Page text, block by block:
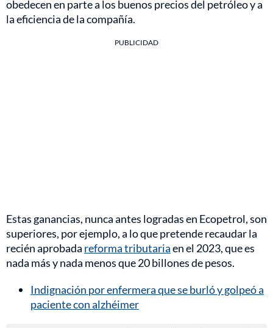
obedecen en parte a los buenos precios del petróleo y a
la eficiencia de la compañía.
PUBLICIDAD
Estas ganancias, nunca antes logradas en Ecopetrol, son
superiores, por ejemplo, a lo que pretende recaudar la
recién aprobada reforma tributariaen el 2023, que es
nada más y nada menos que 20 billones de pesos.
Indignación por enfermera que se burló y golpeó a
paciente con alzhéimer